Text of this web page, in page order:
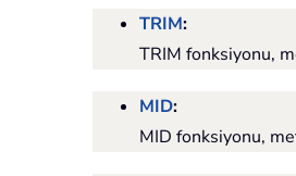
TRIM:
TRIM fonksiyonu,
MID:
MID fonksiyonu,